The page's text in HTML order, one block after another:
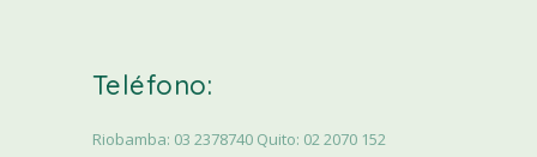
Teléfono:
Riobamba: 03 2378740 Quito: 02 2070 152